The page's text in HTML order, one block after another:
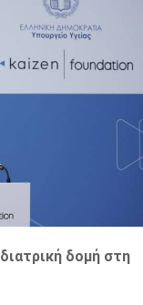
δομή στη